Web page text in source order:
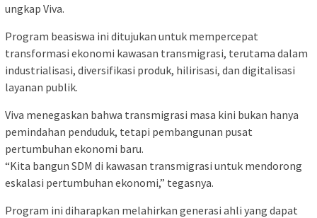
ungkap Viva.
Program beasiswa ini ditujukan untuk mempercepat
transformasi ekonomi kawasan transmigrasi, terutama dalam
industrialisasi, diversifikasi produk, hilirisasi, dan digitalisasi
layanan publik.
Viva menegaskan bahwa transmigrasi masa kini bukan hanya
pemindahan penduduk, tetapi pembangunan pusat
pertumbuhan ekonomi baru.
“Kita bangun SDM di kawasan transmigrasi untuk mendorong
eskalasi pertumbuhan ekonomi,” tegasnya.
Program ini diharapkan melahirkan generasi ahli yang dapat